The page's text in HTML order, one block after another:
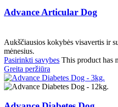
Advance Articular Dog
Aukščiausios kokybės visavertis ir
mėnesius.
Pasirinkti savybes This product has
Greita peržiūra